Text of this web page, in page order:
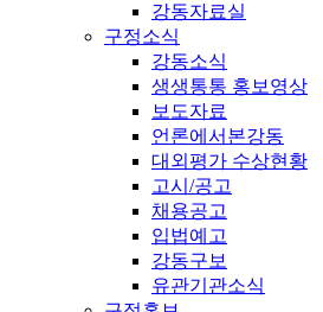
강동자료실
구정소식
강동소식
생생통통 홍보영상
보도자료
언론에서본강동
대외평가 수상현황
고시/공고
채용공고
입법예고
강동구보
유관기관소식